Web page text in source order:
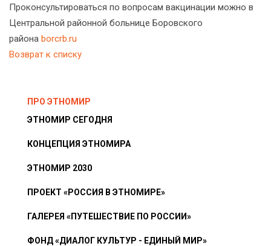
Проконсультироваться по вопросам вакцинации можно в
Центральной районной больнице Боровского
района borcrb.ru
Возврат к списку
ПРО ЭТНОМИР
ЭТНОМИР СЕГОДНЯ
КОНЦЕПЦИЯ ЭТНОМИРА
ЭТНОМИР 2030
ПРОЕКТ «РОССИЯ В ЭТНОМИРЕ»
ГАЛЕРЕЯ «ПУТЕШЕСТВИЕ ПО РОССИИ»
ФОНД «ДИАЛОГ КУЛЬТУР - ЕДИНЫЙ МИР»